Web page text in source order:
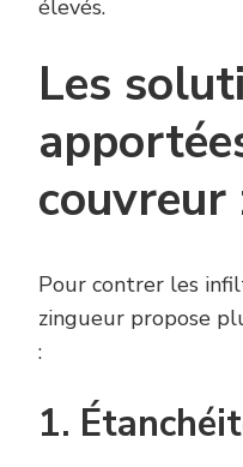
élevés.
Les
couvreur
Pour contrer les
zingueur propose
:
1.